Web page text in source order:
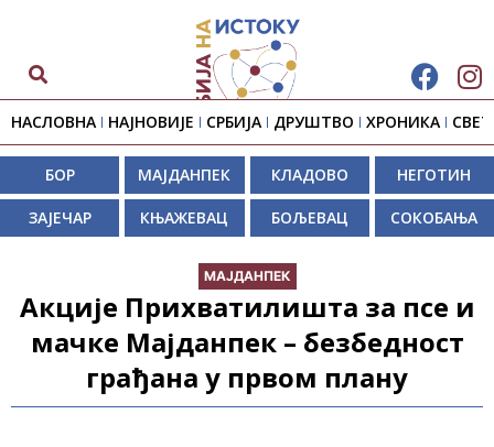
НАСЛОВНА НАЈНОВИЈЕ СРБИЈА ДРУШТВО ХРОНИКА СВЕТ
БОР МАЈДАНПЕК КЛАДОВО НЕГОТИН
ЗАЈЕЧАР КЊАЖЕВАЦ БОЉЕВАЦ СОКОБАЊА
МАЈДАНПЕК
Акције Прихватилишта за псе и
мачке Мајданпек – безбедност
грађана у првом плану